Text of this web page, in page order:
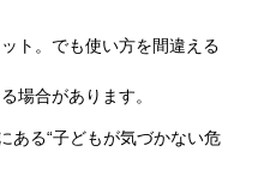
ト。でも使い方を間違える
場合があります。
ある“子どもが気づかない危